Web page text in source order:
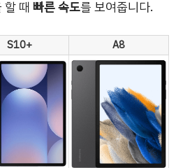
할 때빠른 속도를 보여줍니다.
S10+ A8